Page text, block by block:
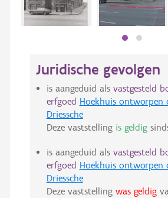
Juridische gevolgen
is aangeduid als vastgesteld
erfgoed Hoekhuis ontworpen
Driessche
Deze vaststelling is geldig
is aangeduid als vastgesteld
erfgoed Hoekhuis ontworpen
Driessche
Deze vaststelling was geldig